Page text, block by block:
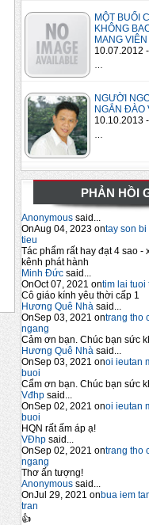
MỘT BUỔI
KHÔNG
MANG
10.07.2012
NGƯỜI
NGẮN ĐÀO
10.10.2013
PHẢN HỒI
Anonymous said...
OnAug 04, 2023 ontay son
tieu
Tác phẩm rất hay đạt 4 sao -
kênh phát hành
Minh Đức said...
OnOct 07, 2021 ontim lai tuoi
Cô giáo kính yêu thời cấp 1
Hương Quê Nhà said...
OnSep 03, 2021 ontrang tho
ngang
Cảm ơn bạn. Chúc bạn sức
Hương Quê Nhà said...
OnSep 03, 2021 onoi ieutan
buoi
Cẩm ơn bạn. Chúc bạn sức
Vđhp said...
OnSep 02, 2021 onoi ieutan
buoi
HQN rất ấm áp ạ!
VĐhp said...
OnSep 02, 2021 ontrang tho
ngang
Thơ ấn tượng!
Anonymous said...
OnJul 29, 2021 onbua iem
tran
👍